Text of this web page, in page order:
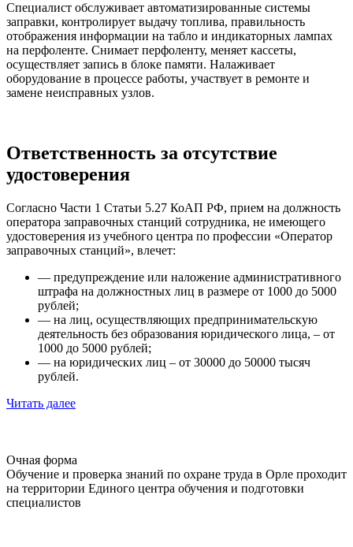
Специалист обслуживает автоматизированные системы
заправки, контролирует выдачу топлива, правильность
отображения информации на табло и индикаторных лампах
на перфоленте. Снимает перфоленту, меняет кассеты,
осуществляет запись в блоке памяти. Налаживает
оборудование в процессе работы, участвует в ремонте и
замене неисправных узлов.
Ответственность за отсутствие
удостоверения
Согласно Части 1 Статьи 5.27 КоАП РФ, прием на должность
оператора заправочных станций сотрудника, не имеющего
удостоверения из учебного центра по профессии «Оператор
заправочных станций», влечет:
— предупреждение или наложение административного
штрафа на должностных лиц в размере от 1000 до 5000
рублей;
— на лиц, осуществляющих предпринимательскую
деятельность без образования юридического лица, – от
1000 до 5000 рублей;
— на юридических лиц – от 30000 до 50000 тысяч
рублей.
Читать далее
Очная форма
Обучение и проверка знаний по охране труда в Орле проходит
на территории Единого центра обучения и подготовки
специалистов